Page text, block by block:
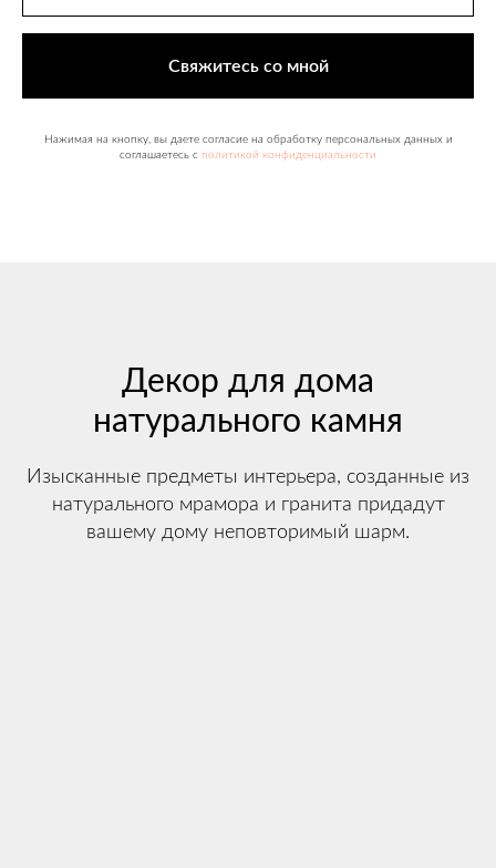
Свяжитесь со мной
Нажимая на кнопку, вы даете согласие на обработку персональных данных и
соглашаетесь c политикой конфиденциальности
Декор для дома
натурального камня
Изысканные предметы интерьера, созданные из
натурального мрамора и гранита придадут
вашему дому неповторимый шарм.